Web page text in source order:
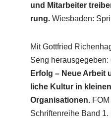
und Mit­ar­bei­ter
rung. Wies­ba­den:
Mit Gott­fried
Seng her­aus­ge­ge­ben:
Erfolg – Neue
li­che Kul­tur in
Orga­ni­sa­tio­nen.
Schrif­ten­rei­he Band